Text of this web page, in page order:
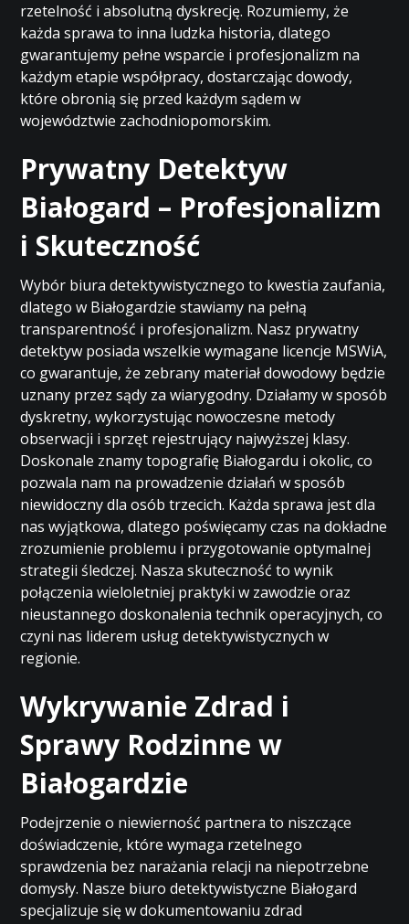
rzetelność i absolutną dyskrecję. Rozumiemy, że
każda sprawa to inna ludzka historia, dlatego
gwarantujemy pełne wsparcie i profesjonalizm na
każdym etapie współpracy, dostarczając dowody,
które obronią się przed każdym sądem w
województwie zachodniopomorskim.
Prywatny Detektyw
Białogard – Profesjonalizm
i Skuteczność
Wybór biura detektywistycznego to kwestia zaufania,
dlatego w Białogardzie stawiamy na pełną
transparentność i profesjonalizm. Nasz prywatny
detektyw posiada wszelkie wymagane licencje MSWiA,
co gwarantuje, że zebrany materiał dowodowy będzie
uznany przez sądy za wiarygodny. Działamy w sposób
dyskretny, wykorzystując nowoczesne metody
obserwacji i sprzęt rejestrujący najwyższej klasy.
Doskonale znamy topografię Białogardu i okolic, co
pozwala nam na prowadzenie działań w sposób
niewidoczny dla osób trzecich. Każda sprawa jest dla
nas wyjątkowa, dlatego poświęcamy czas na dokładne
zrozumienie problemu i przygotowanie optymalnej
strategii śledczej. Nasza skuteczność to wynik
połączenia wieloletniej praktyki w zawodzie oraz
nieustannego doskonalenia technik operacyjnych, co
czyni nas liderem usług detektywistycznych w
regionie.
Wykrywanie Zdrad i
Sprawy Rodzinne w
Białogardzie
Podejrzenie o niewierność partnera to niszczące
doświadczenie, które wymaga rzetelnego
sprawdzenia bez narażania relacji na niepotrzebne
domysły. Nasze biuro detektywistyczne Białogard
specjalizuje się w dokumentowaniu zdrad